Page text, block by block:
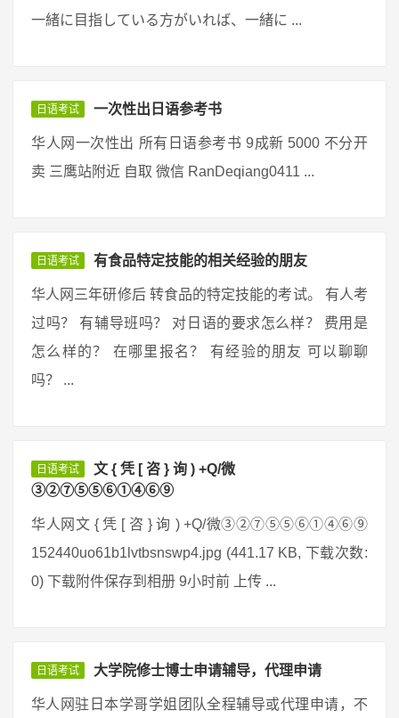
一緒に目指している方がいれば、一緒に ...
日语考试 一次性出日语参考书
华人网一次性出 所有日语参考书 9成新 5000 不分开
卖 三鹰站附近 自取 微信 RanDeqiang0411 ...
日语考试 有食品特定技能的相关经验的朋友
华人网三年研修后 转食品的特定技能的考试。 有人考
过吗？ 有辅导班吗？ 对日语的要求怎么样？ 费用是
怎么样的？ 在哪里报名？ 有经验的朋友 可以聊聊
吗？ ...
日语考试
文 { 凭 [ 咨 } 询 ) +Q/微
③②⑦⑤⑤⑥①④⑥⑨
华人网文 { 凭 [ 咨 } 询 ) +Q/微③②⑦⑤⑤⑥①④⑥⑨
152440uo61b1lvtbsnswp4.jpg (441.17 KB, 下载次数:
0) 下载附件保存到相册 9小时前 上传 ...
日语考试 大学院修士博士申请辅导，代理申请
华人网驻日本学哥学姐团队全程辅导或代理申请，不